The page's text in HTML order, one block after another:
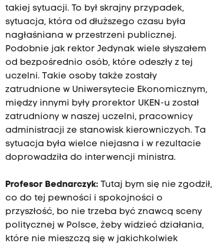
takiej sytuacji. To był skrajny przypadek,
sytuacja, która od dłuższego czasu była
nagłaśniana w przestrzeni publicznej.
Podobnie jak rektor Jedynak wiele słyszałem
od bezpośrednio osób, które odeszły z tej
uczelni. Takie osoby także zostały
zatrudnione w Uniwersytecie Ekonomicznym,
między innymi były prorektor UKEN-u został
zatrudniony w naszej uczelni, pracownicy
administracji ze stanowisk kierowniczych. Ta
sytuacja była wielce niejasna i w rezultacie
doprowadziła do interwencji ministra.
Profesor Bednarczyk: Tutaj bym się nie zgodził,
co do tej pewności i spokojności o
przyszłość, bo nie trzeba być znawcą sceny
politycznej w Polsce, żeby widzieć działania,
które nie mieszczą się w jakichkolwiek